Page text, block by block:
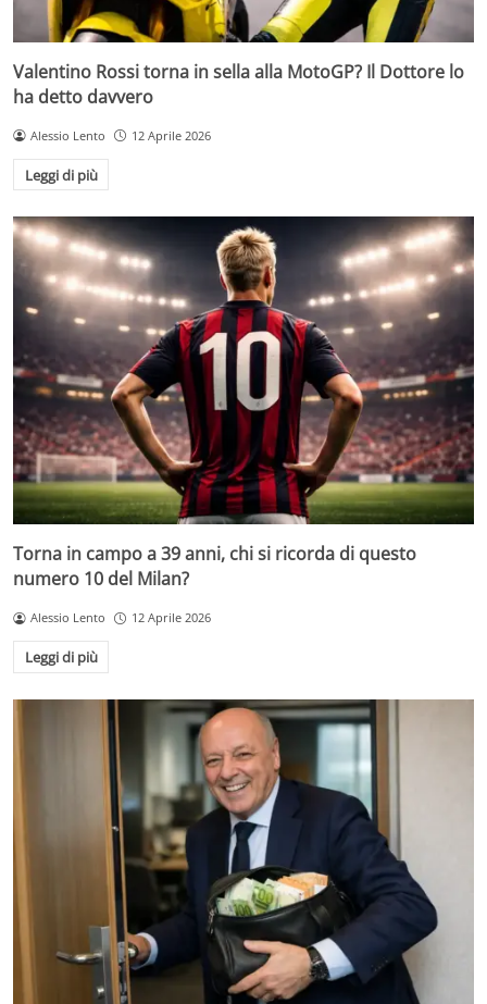
Valentino Rossi torna in sella alla MotoGP? Il Dottore lo
ha detto davvero
Alessio Lento 12 Aprile 2026
Leggi di più
Torna in campo a 39 anni, chi si ricorda di questo
numero 10 del Milan?
Alessio Lento 12 Aprile 2026
Leggi di più